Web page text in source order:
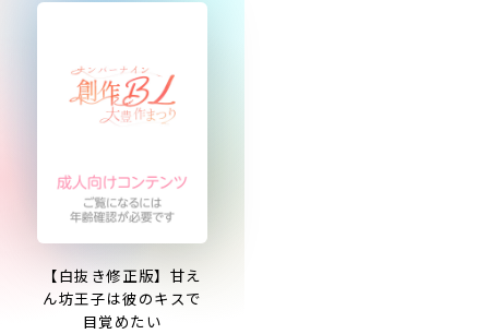
【白抜き修正版】甘え
ん坊王子は彼のキスで
目覚めたい